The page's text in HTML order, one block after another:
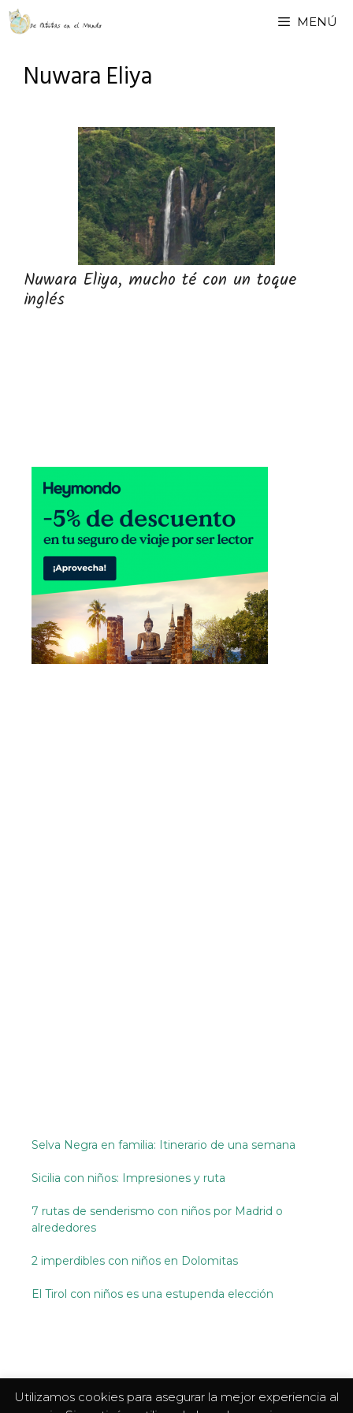
Saltar
MENÚ
Nuwara Eliya
Nuwara Eliya, mucho té con un toque
inglés
Selva Negra en familia: Itinerario de una semana
Sicilia con niños: Impresiones y ruta
7 rutas de senderismo con niños por Madrid o
alrededores
2 imperdibles con niños en Dolomitas
El Tirol con niños es una estupenda elección
Utilizamos cookies para asegurar la mejor experiencia al